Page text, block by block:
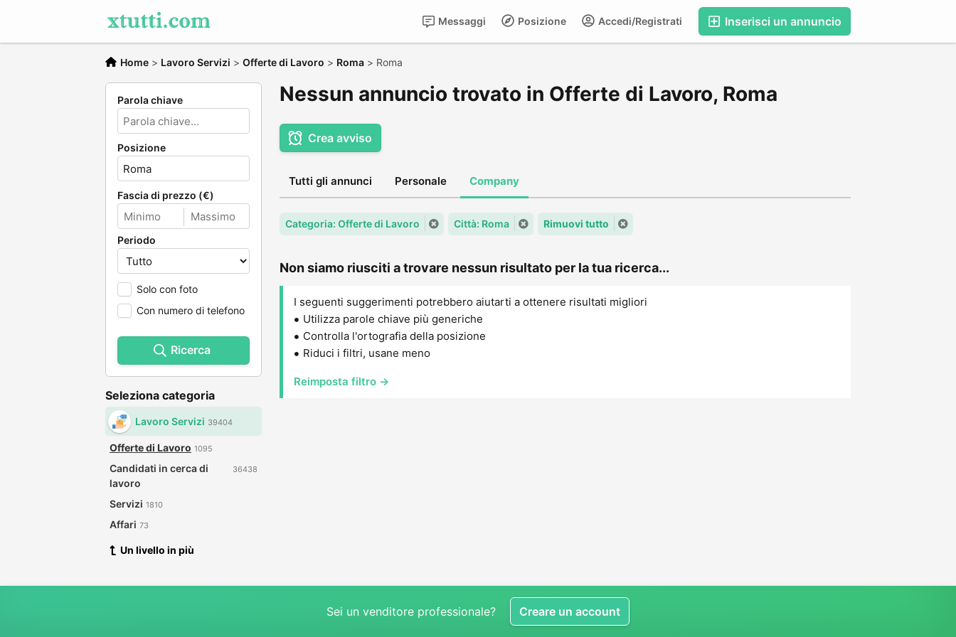
Inserisci un annuncio
Accedi/Registrati
Posizione
Messaggi
Home > Lavoro Servizi > Offerte di Lavoro > Roma > Roma
Parola chiave
Posizione
Fascia di prezzo (€)
Periodo
Solo con foto
Con numero di telefono
Ricerca
Seleziona categoria
Lavoro Servizi 39404
Offerte di Lavoro 1095
Candidati in cerca di
lavoro
36438
Servizi 1810
Affari 73
Un livello in più
Nessun annuncio trovato in Offerte di Lavoro, Roma
Crea avviso
Tutti gli annunci Personale Company
Categoria: Offerte di Lavoro Città: Roma Rimuovi tutto
Non siamo riusciti a trovare nessun risultato per la tua ricerca...
I seguenti suggerimenti potrebbero aiutarti a ottenere risultati migliori
Utilizza parole chiave più generiche
Controlla l'ortografia della posizione
Riduci i filtri, usane meno
Reimposta filtro →
Sei un venditore professionale? Creare un account